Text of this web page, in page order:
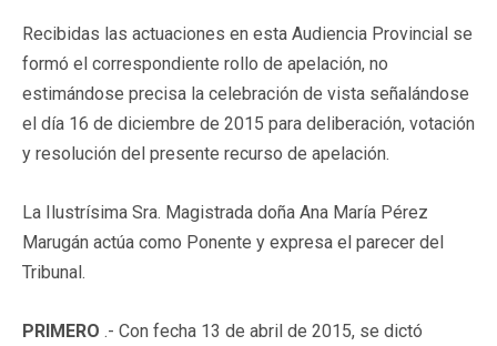
Recibidas las actuaciones en esta Audiencia Provincial se
formó el correspondiente rollo de apelación, no
estimándose precisa la celebración de vista señalándose
el día 16 de diciembre de 2015 para deliberación, votación
y resolución del presente recurso de apelación.
La Ilustrísima Sra. Magistrada doña Ana María Pérez
Marugán actúa como Ponente y expresa el parecer del
Tribunal.
PRIMERO .- Con fecha 13 de abril de 2015, se dictó